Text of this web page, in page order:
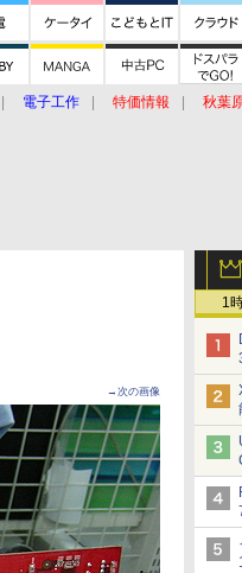
電子工作 特価情報
秋葉
1
→次の画像